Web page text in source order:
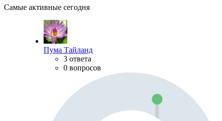
Самые активные сегодня
Пума Тайланд
3 ответа
0 вопросов